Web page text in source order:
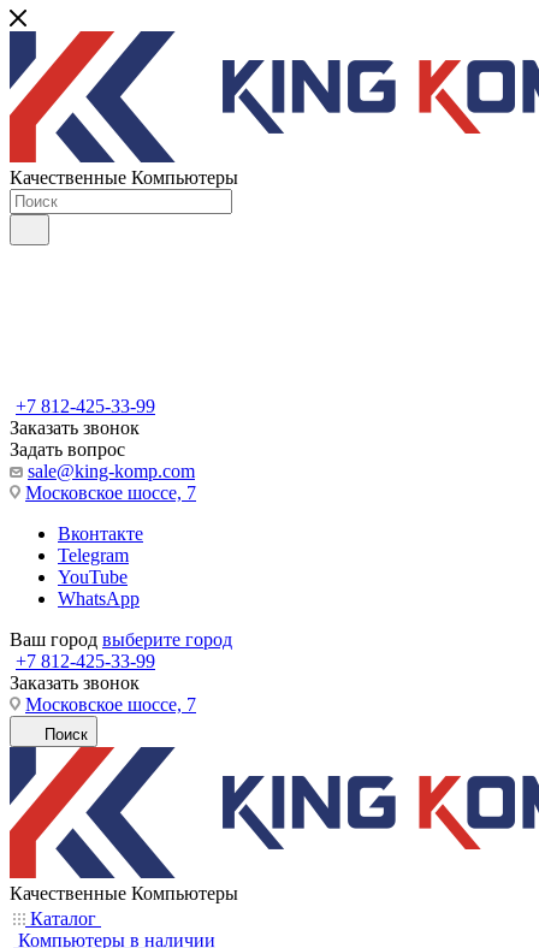
Качественные Компьютеры
+7 812-425-33-99
Заказать звонок
Задать вопрос
sale@king-komp.com
Московское шоссе, 7
Вконтакте
Telegram
YouTube
WhatsApp
Ваш город выберите город
+7 812-425-33-99
Заказать звонок
Московское шоссе, 7
Поиск
Качественные Компьютеры
Каталог
Компьютеры в наличии